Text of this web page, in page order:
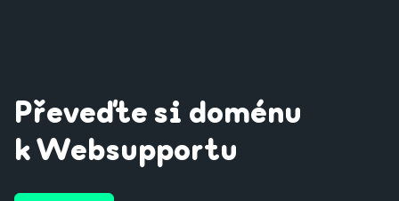
Převeďte si doménu
k Websupportu